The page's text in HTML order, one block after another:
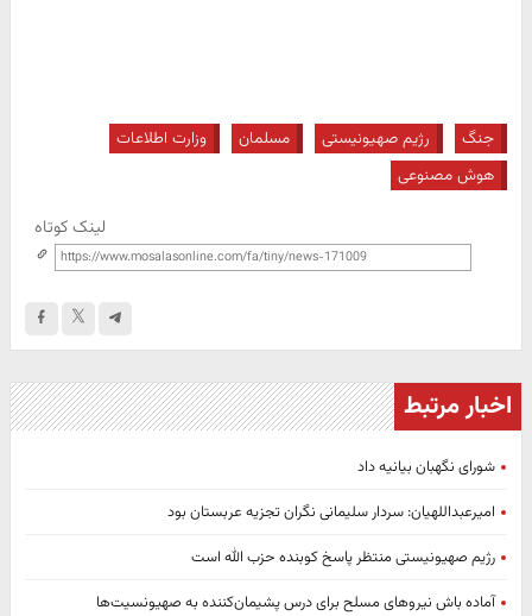
جنگ رژیم صهیونیستی مسلمان
وزارت اطلاعات
هوش مصنوعی
لینک کوتاه
اخبار مرتبط
شورای نگهبان بیانیه داد
امیرعبداللهیان: سردار سلیمانی نگران تجزیه عربستان بود
رژیم صهیونیستی منتظر پاسخ کوبنده حزب الله است
آماده باش نیروهای مسلح برای درس پشیمان‌کننده‌ به صهیونسیت‌ها